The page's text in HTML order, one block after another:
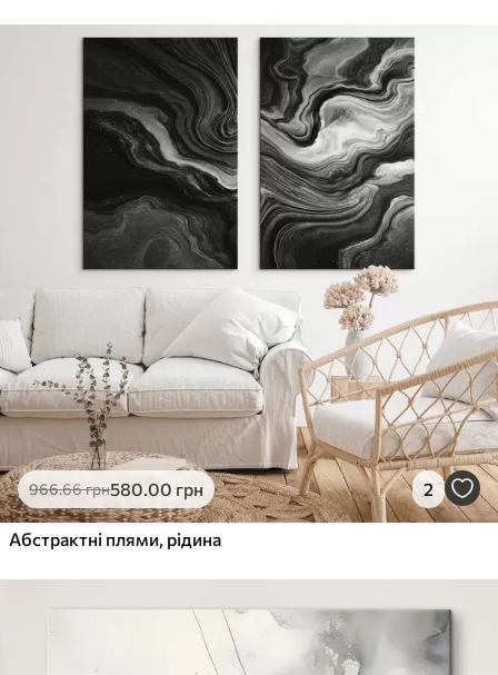
Від290.00грн
Яскраві, насичені кольори
Стійкість до вицвітання
Безпечне чорнило без запаху
Поверхня з текстурою полотна
Екологічний матеріал
Преміум
363.00грн
✓ Яскраві, насичені кольори
✓ Стійкість до вицвітання
✓Безпечне чорнило без запаху
✓Поверхня з текстурою полотна
✗Екологічний матеріал
Еко-Преміум
.00 грн
✓Яскраві, насичені кольори
Поверхня з текстурою полотна
Екологічний матеріал
966.66грн580.00 грн 2
Абстрактні плями, рідина